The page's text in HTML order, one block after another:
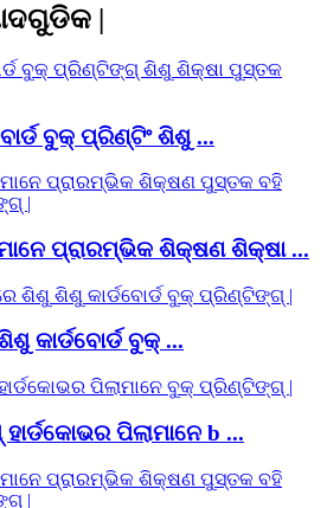
|
ବୁକ୍ ପ୍ରିଣ୍ଟିଂ ଶିଶୁ ...
ପ୍ରାରମ୍ଭିକ ଶିକ୍ଷଣ ଶିକ୍ଷା ...
କାର୍ଡବୋର୍ଡ ବୁକ୍ ...
ପିଲାମାନେ b ...